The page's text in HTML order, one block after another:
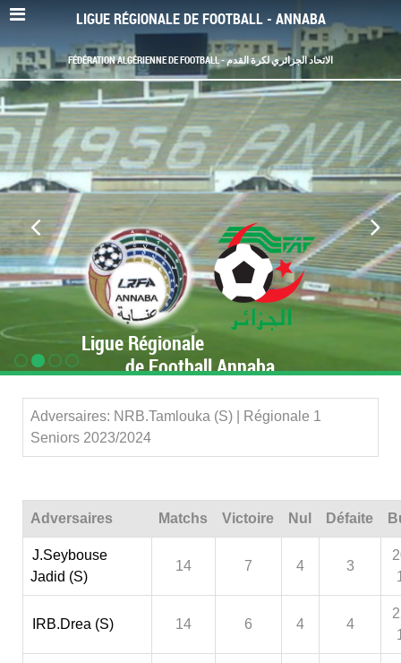
LIGUE RÉGIONALE DE FOOTBALL - ANNABA
FÉDÉRATION ALGÉRIENNE DE FOOTBALL - الاتحاد الجزائري لكرة القدم
Ligue Régionale
de Football Annaba
Adversaires: NRB.Tamlouka (S) | Régionale 1
Seniors 2023/2024
Adversaires Matchs Victoire Nul Défaite
J.Seybouse
Jadid (S)
14 7 4 3
IRB.Drea (S) 14 6 4 4